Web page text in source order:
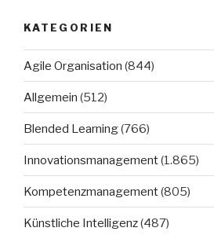
KATEGORIEN
Agile Organisation (844)
Allgemein (512)
Blended Learning(766)
Innovationsmanagement(1.865)
Kompetenzmanagement(805)
Künstliche Intelligenz(487)